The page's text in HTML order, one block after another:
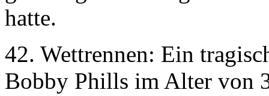
hatte.
42. Wettrennen: Ein
Bobby Phills im Alter von